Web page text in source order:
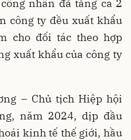
nhân đã tăng ca 2
công ty đều xuất khẩu
cho đối tác theo hợp
xuất khẩu của công ty
– Chủ tịch Hiệp hội
năm 2024, dịp đầu
kinh tế thế giới, hầu